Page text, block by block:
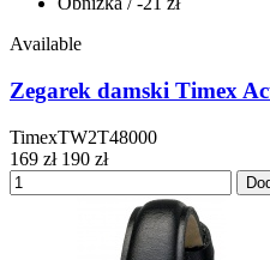
Available
Zegarek damski Timex
TimexTW2T48000
169 zł 190 zł